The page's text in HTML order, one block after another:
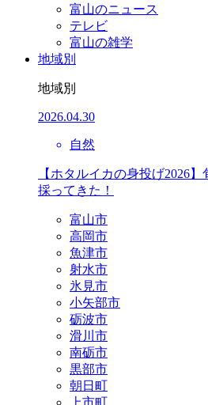
富山のニュース
テレビ
富山の雑学
地域別
地域別
2026.04.30
自然
【ホタルイカの身投げ2026
採ってきた！
富山市
高岡市
魚津市
射水市
氷見市
小矢部市
砺波市
滑川市
南砺市
黒部市
朝日町
上市町